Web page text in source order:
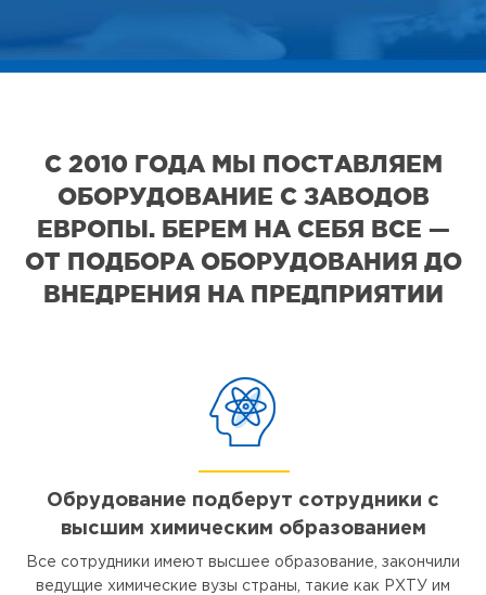
С 2010 ГОДА МЫ ПОСТАВЛЯЕМ
ОБОРУДОВАНИЕ С ЗАВОДОВ
ЕВРОПЫ. БЕРЕМ НА СЕБЯ ВСЕ —
ОТ ПОДБОРА ОБОРУДОВАНИЯ ДО
ВНЕДРЕНИЯ НА ПРЕДПРИЯТИИ
Обрудование подберут сотрудники с
высшим химическим образованием
Все сотрудники имеют высшее образование, закончили
ведущие химические вузы страны, такие как РХТУ им